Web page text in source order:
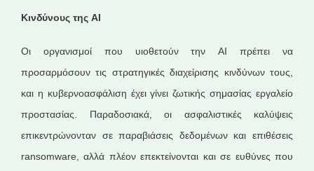
Κινδύνους της AI
Οι οργανισμοί που υιοθετούν την AI πρέπει να
προσαρμόσουν τις στρατηγικές διαχείρισης κινδύνων τους,
και η κυβερνοασφάλιση έχει γίνει ζωτικής σημασίας εργαλείο
προστασίας. Παραδοσιακά, οι ασφαλιστικές καλύψεις
επικεντρώνονταν σε παραβιάσεις δεδομένων και επιθέσεις
ransomware, αλλά πλέον επεκτείνονται και σε ευθύνες που